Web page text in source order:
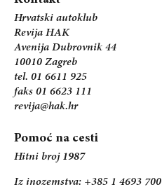
Hrvatski autoklub
Revija HAK
Avenija Dubrovnik 44
10010 Zagreb
tel. 01 6611 925
faks 01 6623 111
revija@hak.hr
Pomoć na cesti
Hitni broj 1987
Iz inozemstva: +385 1 4693 700